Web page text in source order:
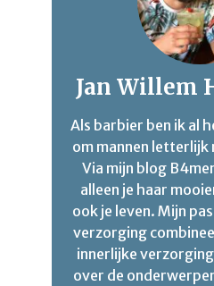
Jan Willem
Als barbier ben ik al
om mannen letterlijk
Via mijn blog
alleen je haar
ook je leven. Mijn
verzorging
innerlijke
over de